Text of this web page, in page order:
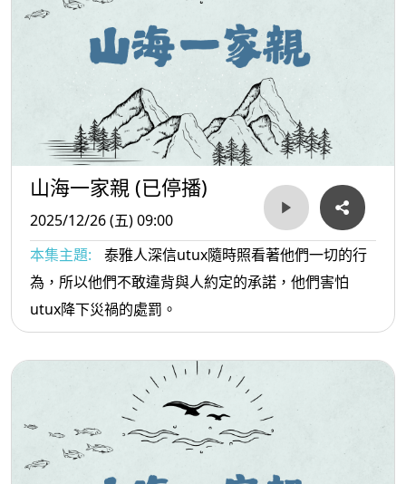
山海一家親 (已停播)
2025/12/26 (五) 09:00
本集主題:
泰雅人深信utux隨時照看著他們一切的行
為，所以他們不敢違背與人約定的承諾，他們害怕
utux降下災禍的處罰。